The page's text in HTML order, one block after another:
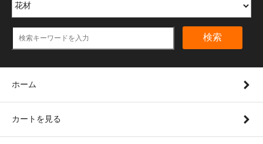
検索
ホーム
カートを見る